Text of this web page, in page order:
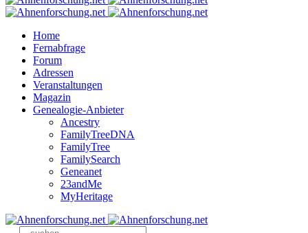
Home
Fernabfrage
Forum
Adressen
Veranstaltungen
Magazin
Genealogie-Anbieter
Ancestry
FamilyTreeDNA
FamilyTree
FamilySearch
Geneanet
23andMe
MyHeritage